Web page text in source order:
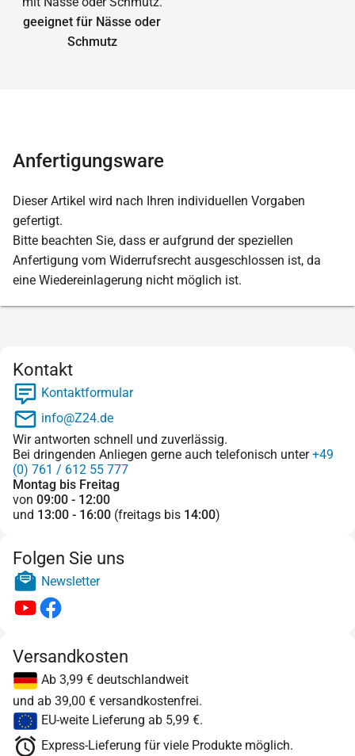
geeignet für Nässe oder
Schmutz
Anfertigungsware
Dieser Artikel wird nach Ihren individuellen Vorgaben
gefertigt.
Bitte beachten Sie, dass er aufgrund der speziellen
Anfertigung vom Widerrufsrecht ausgeschlossen ist, da
eine Wiedereinlagerung nicht möglich ist.
Kontakt
Kontaktformular
info@Z24.de
Wir antworten schnell und zuverlässig.
Bei dringenden Anliegen gerne auch telefonisch unter+49
(0) 761 / 612 55 777
Montag bis Freitag
von 09:00 - 12:00
und 13:00 - 16:00 (freitags bis 14:00)
Folgen Sie uns
Newsletter
Versandkosten
Ab 3,99 € deutschlandweit
und ab 39,00 € versandkostenfrei.
EU-weite Lieferung ab 5,99 €.
Express-Lieferung für viele Produkte möglich.